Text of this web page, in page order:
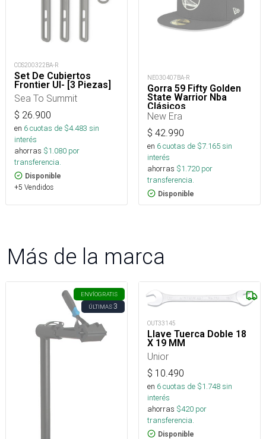
COS200322BA-R
Set De Cubiertos
Frontier Ul- [3 Piezas]
Sea To Summit
$ 26.900
en 6cuotas de $4.483 sin
interés
ahorras $1.080 por
transferencia.
Disponible
+5 Vendidos
NE030407BA-R
Gorra 59 Fifty Golden
State Warrior Nba
Clásicos
New Era
$ 42.990
en 6cuotas de $7.165sin
interés
ahorras $1.720 por
transferencia.
Disponible
Más de la marca
ENVÍOGRATIS
ÚLTIMAS3
OUT33145
Llave Tuerca Doble 18
X 19 MM
Unior
$ 10.490
en 6cuotas de $1.748sin
interés
ahorras $420 por
transferencia.
Disponible